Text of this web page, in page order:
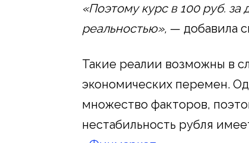
«Поэтому курс в 100 руб. за
реальностью», — добавила
Такие реалии возможны в
экономических перемен.
множество факторов,
нестабильность рубля